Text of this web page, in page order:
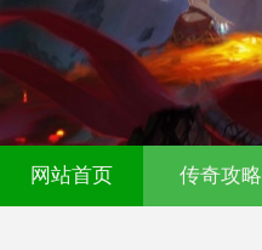
网站首页 传奇攻略